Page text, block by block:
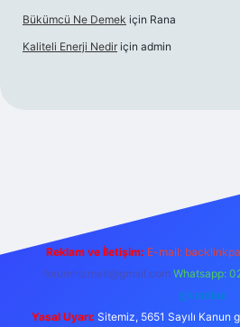
Bükümcü Ne Demek için Rana
Kaliteli Enerji Nedir için admin
Reklam ve İletişim: E-mail:
forumhizmeti@gmail.com Whatsapp:
@karabul
Yasal Uyarı: Sitemiz, 5651 Sayılı